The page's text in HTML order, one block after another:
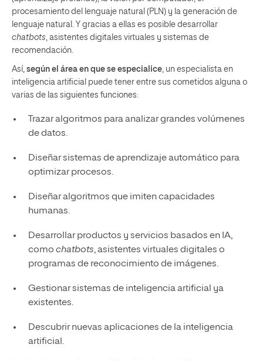
procesamiento del lenguaje natural (PLN) y la generación de
lenguaje natural. Y gracias a ellas es posible desarrollar
chatbots, asistentes digitales virtuales y sistemas de
recomendación.
Así, según el área en que se especialice, un especialista en
inteligencia artificial puede tener entre sus cometidos alguna o
varias de las siguientes funciones:
Trazar algoritmos para analizar grandes volúmenes
de datos.
Diseñar sistemas de aprendizaje automático para
optimizar procesos.
Diseñar algoritmos que imiten capacidades
humanas.
Desarrollar productos y servicios basados en IA,
como chatbots, asistentes virtuales digitales o
programas de reconocimiento de imágenes.
Gestionar sistemas de inteligencia artificial ya
existentes.
Descubrir nuevas aplicaciones de la inteligencia
artificial.